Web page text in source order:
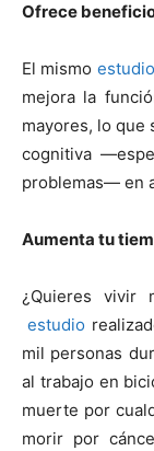
Ofrece
El mismo e
mejora la
mayores, lo que
cognitiva
problemas— en
Aumenta tu
¿ Quieresvivir
estudio
mil personas
al trabajo en
muerte por
morir por